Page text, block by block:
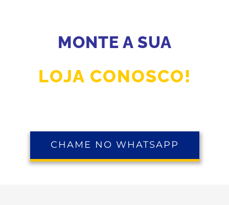
MONTE A SUA
LOJA CONOSCO!
CHAME NO WHATSAPP